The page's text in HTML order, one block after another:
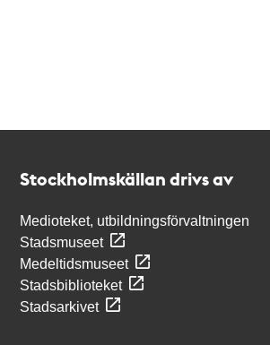
Stockholmskällan drivs av
Medioteket, utbildningsförvaltningen
Stadsmuseet
Medeltidsmuseet
Stadsbiblioteket
Stadsarkivet